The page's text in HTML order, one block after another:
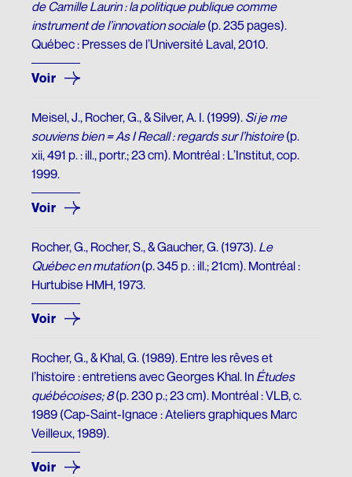
Conseil d’administration
Membres honoraires
ESPACE DE PRESSE
Communiqués
Rapports annuels
UN RICHE HÉRITAGE
Histoire de la Fondation
Bibliothèque
Fonds d’archives
HISTOIRE DU QUÉBEC
Mémoires et thèses
Répertoire de sites
Commémorations
LANGUE FRANÇAISE
La question linguistique au Québec
Matériel pédagogique
Articles de la Fondation
Formation et tutoriels
CULTURE QUÉBÉCOISE
Les prix Lionel-Groulx
SON ŒUVRE
Brochures
Essais divers
Fiction
Histoire
SA BIBLIOTHÈQUE
Livres
Brochures
ARCHIVES AUDIOVISUELLES
Le Chanoine Lionel Groulx, historien
Cours d’histoire donné par Groulx à CKAC
UNE FIGURE MARQUANTE
NOUS SUIVRE
Facebook
Instagram
YouTube
INFOLETTRE
Premier don majeur en culture
Donateurs et donatrices
Dons des députés
FAITES UN DON EN LIGNE
CRÉDIT D’IMPÔT ADDITIONNEL
de Camille Laurin : la politique publique comme
instrument de l’innovation sociale(p. 235 pages).
Québec : Presses de l’Université Laval, 2010.
Voir
Meisel, J., Rocher, G., & Silver, A. I. (1999). Si je me
souviens bien = As I Recall : regards sur l’histoire(p.
xii, 491 p. : ill., portr.; 23 cm). Montréal : L’Institut, cop.
1999.
Voir
Rocher, G., Rocher, S., & Gaucher, G. (1973). Le
Québec en mutation(p. 345 p. : ill.; 21cm). Montréal :
Hurtubise HMH, 1973.
Voir
Rocher, G., & Khal, G. (1989). Entre les rêves et
l’histoire : entretiens avec Georges Khal. In Études
québécoises; 8(p. 230 p.; 23 cm). Montréal : VLB, c.
1989 (Cap-Saint-Ignace : Ateliers graphiques Marc
Veilleux, 1989).
Voir